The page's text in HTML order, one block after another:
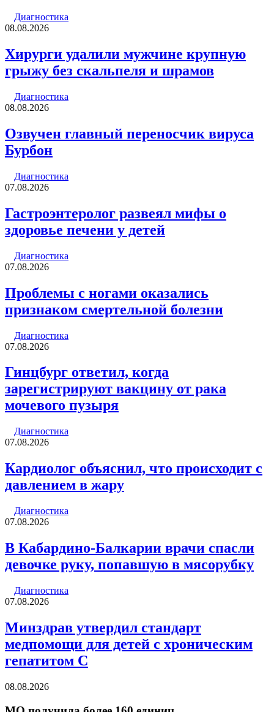
Диагностика
08.08.2026
Хирурги удалили мужчине крупную
грыжу без скальпеля и шрамов
Диагностика
08.08.2026
Озвучен главный переносчик вируса
Бурбон
Диагностика
07.08.2026
Гастроэнтеролог развеял мифы о
здоровье печени у детей
Диагностика
07.08.2026
Проблемы с ногами оказались
признаком смертельной болезни
Диагностика
07.08.2026
Гинцбург ответил, когда
зарегистрируют вакцину от рака
мочевого пузыря
Диагностика
07.08.2026
Кардиолог объяснил, что происходит с
давлением в жару
Диагностика
07.08.2026
В Кабардино-Балкарии врачи спасли
девочке руку, попавшую в мясорубку
Диагностика
07.08.2026
Минздрав утвердил стандарт
медпомощи для детей с хроническим
гепатитом С
08.08.2026